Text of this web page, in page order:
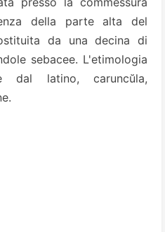
della parte alta del
da una decina di
sebacee. L'etimologia
dal latino, caruncŭla,